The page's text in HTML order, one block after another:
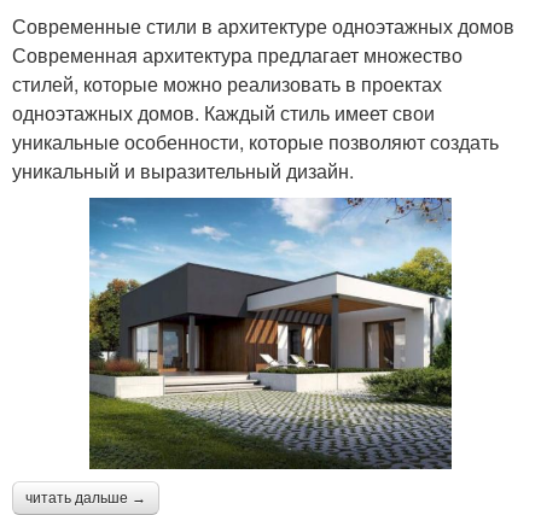
Современные стили в архитектуре одноэтажных домов
Современная архитектура предлагает множество
стилей, которые можно реализовать в проектах
одноэтажных домов. Каждый стиль имеет свои
уникальные особенности, которые позволяют создать
уникальный и выразительный дизайн.
читать дальше →